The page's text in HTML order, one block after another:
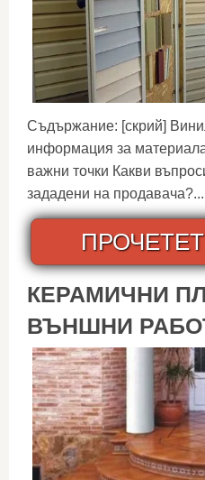
Съдържание: [скрий]
информация за
важни точки Какви
зададени на продавача?...
КЕРАМИЧНИ
ВЪНШНИ